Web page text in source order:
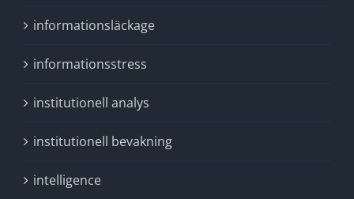
informationsläckage
informationsstress
institutionell analys
institutionell bevakning
intelligence